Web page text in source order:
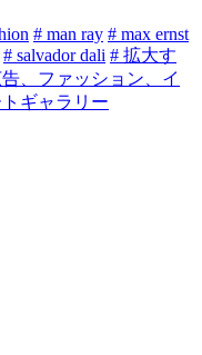
# man ray # max ernst
# salvador dali # 拡大す
、ファッション、イ
ギャラリー